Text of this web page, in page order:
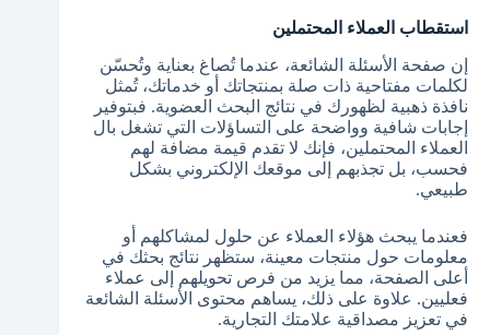
استقطاب العملاء المحتملين
إن صفحة الأسئلة الشائعة، عندما تُصاغ بعناية وتُحسّن
لكلمات مفتاحية ذات صلة بمنتجاتك أو خدماتك، تُمثل
نافذة ذهبية لظهورك في نتائج البحث العضوية. فبتوفير
إجابات شافية وواضحة على التساؤلات التي تشغل بال
العملاء المحتملين، فإنك لا تقدم قيمة مضافة لهم
فحسب، بل تجذبهم إلى موقعك الإلكتروني بشكل
طبيعي.
فعندما يبحث هؤلاء العملاء عن حلول لمشاكلهم أو
معلومات حول منتجات معينة، ستظهر نتائج بحثك في
أعلى الصفحة، مما يزيد من فرص تحويلهم إلى عملاء
فعليين. علاوة على ذلك، يساهم محتوى الأسئلة الشائعة
في تعزيز مصداقية علامتك التجارية.